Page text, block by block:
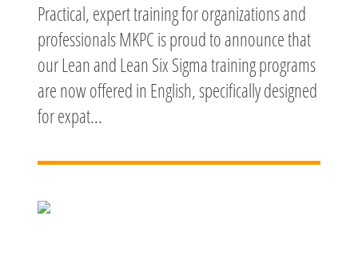
Practical, expert training for organizations and
professionals MKPC is proud to announce that
our Lean and Lean Six Sigma training programs
are now offered in English, specifically designed
for expat...